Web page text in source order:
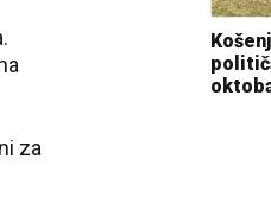
za